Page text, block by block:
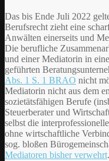
Das bis Ende Juli 2022
Berufsrecht zieht eine
Anwälten einerseits und
Die berufliche
und einer Mediatorin in
geführten
Abs. 1 S. 1 BRAO nicht
Mediatorin nicht aus dem
sozietätsfähigen Berufe
Steuerberater und
selbst die
ohne wirtschaftliche
sog. bloßen
Mediatoren bisher verwehrt.